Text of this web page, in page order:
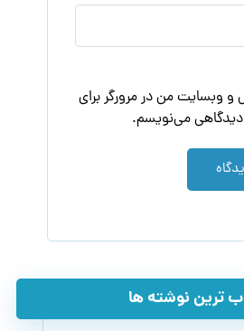
و وبسایت من در مرورگر برای
دیدگاهی می‌نویسم.
ترین نوشته ها